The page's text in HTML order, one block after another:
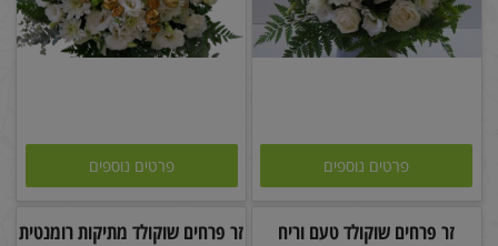
פרטים נוספים פרטים נוספים
זר פרחים שוקולד טעם וריח זר פרחים שוקולד מתיקות רומנטית